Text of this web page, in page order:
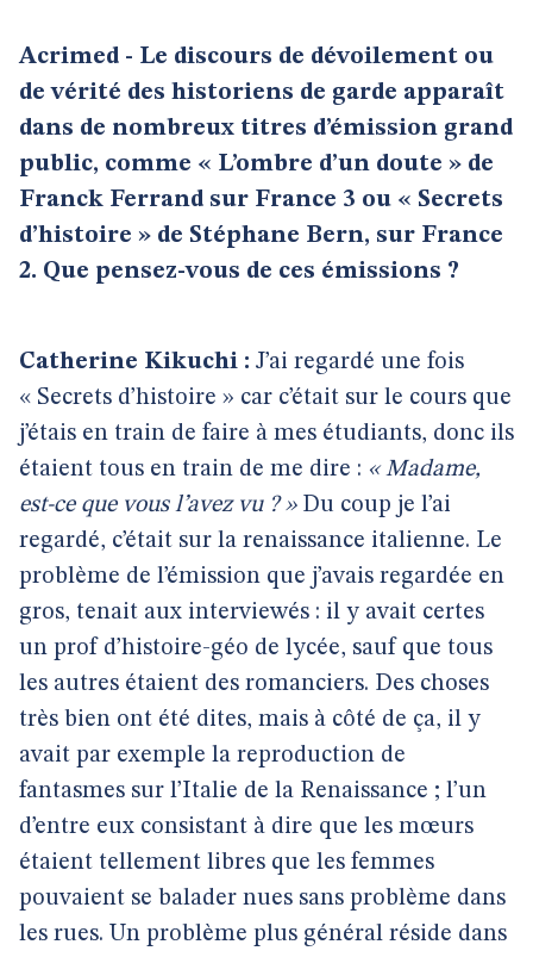
Acrimed - Le discours de dévoilement ou
de vérité des historiens de garde apparaît
dans de nombreux titres d’émission grand
public, comme « L’ombre d’un doute » de
Franck Ferrand sur France 3 ou « Secrets
d’histoire » de Stéphane Bern, sur France
2. Que pensez-vous de ces émissions ?
Catherine Kikuchi : J’ai regardé une fois
« Secrets d’histoire » car c’était sur le cours que
j’étais en train de faire à mes étudiants, donc ils
étaient tous en train de me dire : « Madame,
est-ce que vous l’avez vu ? »Du coup je l’ai
regardé, c’était sur la renaissance italienne. Le
problème de l’émission que j’avais regardée en
gros, tenait aux interviewés : il y avait certes
un prof d’histoire-géo de lycée, sauf que tous
les autres étaient des romanciers. Des choses
très bien ont été dites, mais à côté de ça, il y
avait par exemple la reproduction de
fantasmes sur l’Italie de la Renaissance ; l’un
d’entre eux consistant à dire que les mœurs
étaient tellement libres que les femmes
pouvaient se balader nues sans problème dans
les rues. Un problème plus général réside dans